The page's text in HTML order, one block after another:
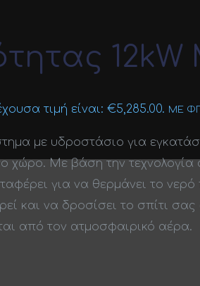
τιμή είναι: €5,285.00. ΜΕ
με υδροστάσιο για
χώρο. Με βάση την
για να θερμάνει το
και να δροσίσει το σπίτι
από τον ατμοσφαιρικό αέρα.